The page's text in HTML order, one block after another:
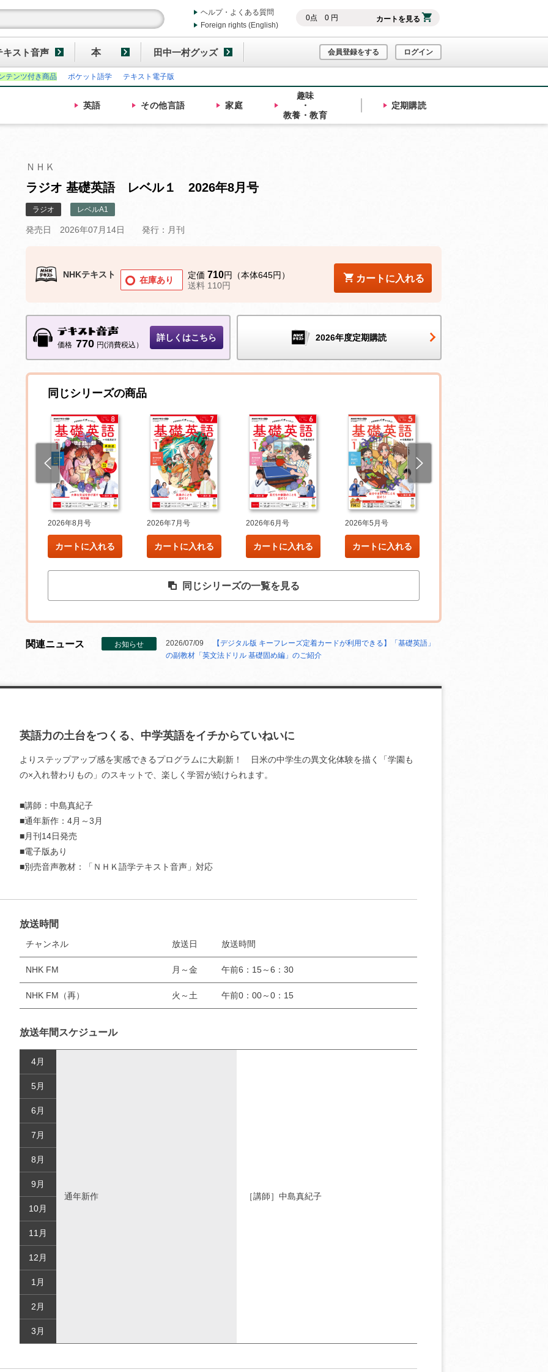
0点 0円 カートを見る
ヘルプ・よくある質問
Foreign rights (English)
キスト音声 本 田中一村グッズ 会員登録をする ログイン
テンツ付き商品 ポケット語学 テキスト電子版
英語 その他言語 家庭
趣味
・
教養・教育
定期購読
お支払いに進む
ＮＨＫ
ラジオ 基礎英語 レベル１ 2026年8月号
ラジオ レベルA1
発売日 2026年07月14日 発行：月刊
NHKテキスト
在庫あり 定価 710円（本体645円）
送料 110円
カートに入れる
価格 770 円(消費税込）
詳しくはこちら 2026年度定期購読
同じシリーズの商品
2026年8月号
カートに入れる
2026年7月号
カートに入れる
2026年6月号
カートに入れる
2026年5月号
カートに入れる
同じシリーズの一覧を見る
関連ニュース お知らせ 2026/07/09
【デジタル版 キーフレーズ定着カードが利用できる】「基礎英語」
の副教材「英文法ドリル 基礎固め編」のご紹介
英語力の土台をつくる、中学英語をイチからていねいに
よりステップアップ感を実感できるプログラムに大刷新！ 日米の中学生の異文化体験を描く「学園も
の×入れ替わりもの」のスキットで、楽しく学習が続けられます。
■講師：中島真紀子
■通年新作：4月～3月
■月刊14日発売
■電子版あり
■別売音声教材：「ＮＨＫ語学テキスト音声」対応
放送時間
チャンネル 放送日 放送時間
NHK FM 月～金 午前6：15～6：30
NHK FM（再） 火～土 午前0：00～0：15
放送年間スケジュール
4月
通年新作 ［講師］中島真紀子
5月
6月
7月
8月
9月
10月
11月
12月
1月
2月
3月